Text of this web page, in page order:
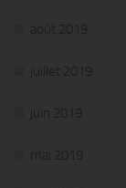
août 2019
juillet 2019
juin 2019
mai 2019